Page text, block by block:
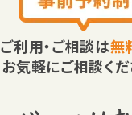
ご利用・ご相談は無
お気軽にご相談くだ